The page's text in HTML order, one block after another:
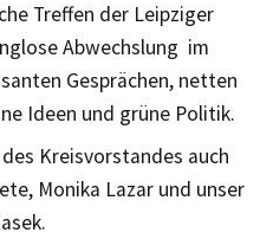
Treffen der Leipziger
Abwechslung im
Gesprächen, netten
Ideen und grüne Politik.
Kreisvorstandes auch
Monika Lazar und unser